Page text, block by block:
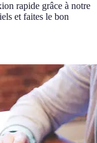
rapide grâce à notre
et faites le bon